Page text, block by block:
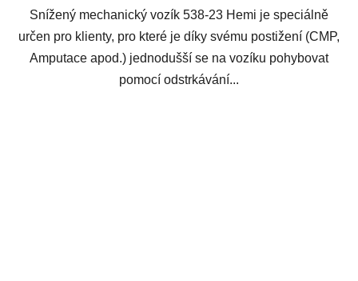
Snížený mechanický vozík 538-23 Hemi je speciálně
určen pro klienty, pro které je díky svému postižení (CMP,
Amputace apod.) jednodušší se na vozíku pohybovat
pomocí odstrkávání...